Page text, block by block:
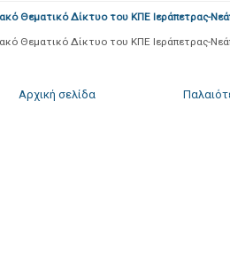
Θεματικό Δίκτυο του ΚΠΕ Ιεράπετρας-
Θεματικό Δίκτυο του ΚΠΕ Ιεράπετρας-
Αρχική σελίδα